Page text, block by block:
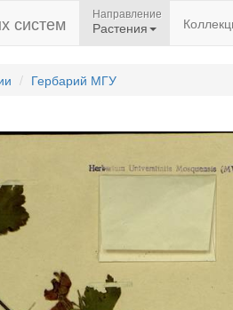
систем Направление
Растения
Гербарий МГУ